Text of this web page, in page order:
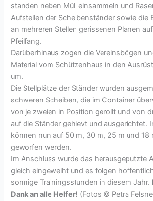
standen neben Müll einsammeln und
Aufstellen der Scheibenständer sowie die
an mehreren Stellen gerissenen Planen
Pfeilfang.
Darüberhinaus zogen die Vereinsbögen
Material vom Schützenhaus in den
um.
Die Stellplätze der Ständer wurden
schweren Scheiben, die im Container
von je zweien in Position gerollt und von
auf die Ständer gehievt und ausgerichtet.
können nun auf 50 m, 30 m, 25 m und 18
geworfen werden.
Im Anschluss wurde das herausgeputzte
gleich eingeweiht und es folgen
sonnige Trainingsstunden in diesem Jahr.
Dank an alle Helfer! (Fotos © Petra